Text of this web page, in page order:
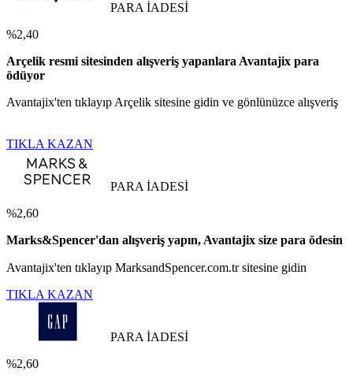
PARA İADESİ
%2,40
Arçelik resmi sitesinden alışveriş yapanlara Avantajix para
ödüyor
Avantajix'ten tıklayıp Arçelik sitesine gidin ve gönlünüzce alışveriş
TIKLA KAZAN
PARA İADESİ
%2,60
Marks&Spencer'dan alışveriş yapın, Avantajix size para ödesin
Avantajix'ten tıklayıp MarksandSpencer.com.tr sitesine gidin
TIKLA KAZAN
PARA İADESİ
%2,60